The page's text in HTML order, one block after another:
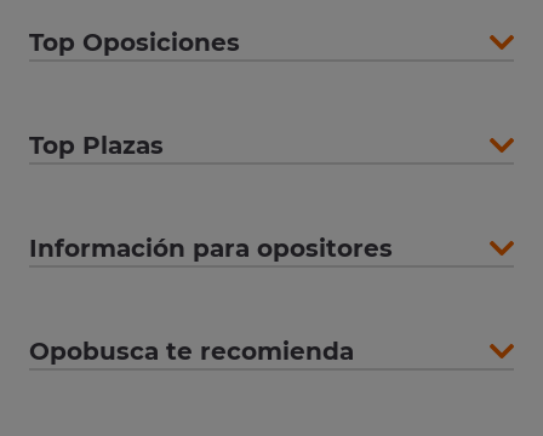
Top Oposiciones
Top Plazas
Información para opositores
Opobusca te recomienda